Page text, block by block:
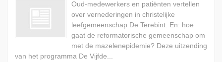
Oud-medewerkers en patiënten vertellen
over vernederingen in christelijke
leefgemeenschap De Terebint. En: hoe
gaat de reformatorische gemeenschap om
met de mazelenepidemie? Deze uitzending
van het programma De Vijfde...